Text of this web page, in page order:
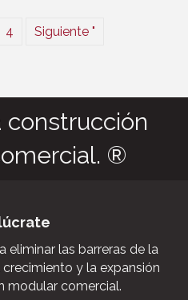
4 Siguiente "
construcción
®
eliminar las barreras de la
y la expansión
modular comercial.